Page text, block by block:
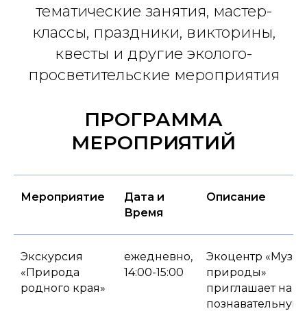
тематические занятия, мастер-
классы, праздники, викторины,
квесты и другие эколого-
просветительские мероприятия
ПРОГРАММА
МЕРОПРИЯТИЙ
Мероприятие
Дата и
Время
Описание
Экскурсия
«Природа
родного края»
ежедневно,
14:00-15:00
Экоцентр «Музей
природы»
приглашает на
познавательную